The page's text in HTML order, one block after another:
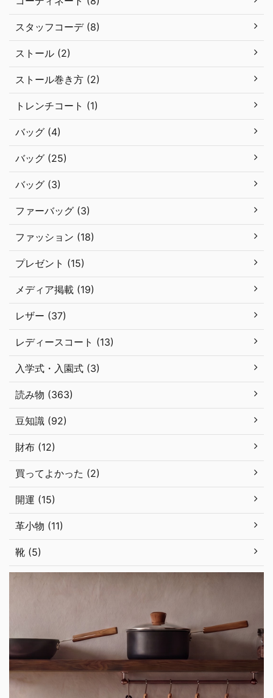
スタッフコーデ (8)
ストール (2)
ストール巻き方 (2)
トレンチコート (1)
バッグ (4)
バッグ (25)
バッグ (3)
ファーバッグ (3)
ファッション (18)
プレゼント (15)
メディア掲載 (19)
レザー (37)
レディースコート (13)
入学式・入園式 (3)
読み物 (363)
豆知識 (92)
財布 (12)
買ってよかった (2)
開運 (15)
革小物 (11)
靴 (5)